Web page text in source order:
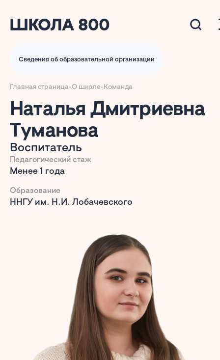
Сведения об образовательной организации
Главная страница-О школе-Команда
Наталья Дмитриевна
Туманова
Воспитатель
Педагогический стаж
Менее 1 года
Образование
ННГУ им. Н.И. Лобачевского